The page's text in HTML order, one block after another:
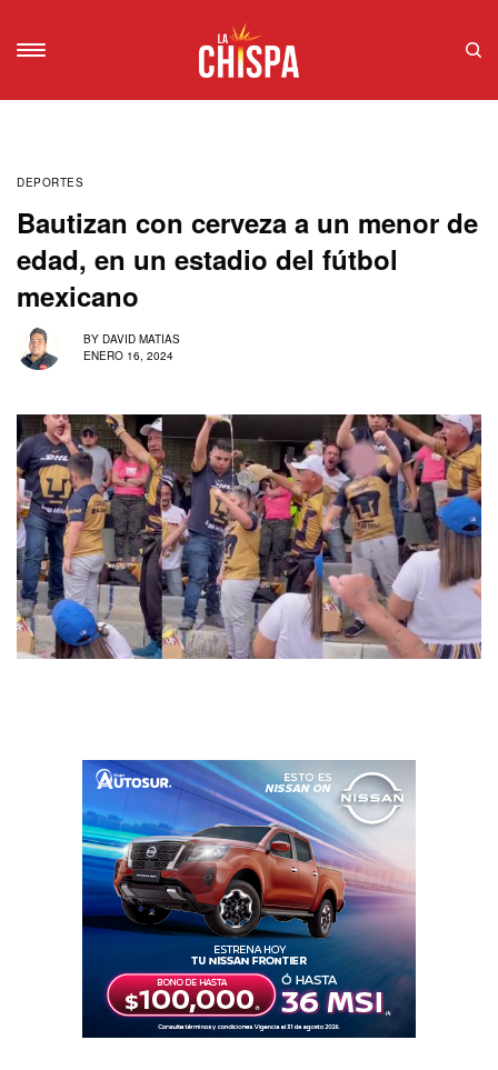
DEPORTES
Bautizan con cerveza a un menor de
edad, en un estadio del fútbol
mexicano
BY DAVID MATIAS
ENERO 16, 2024